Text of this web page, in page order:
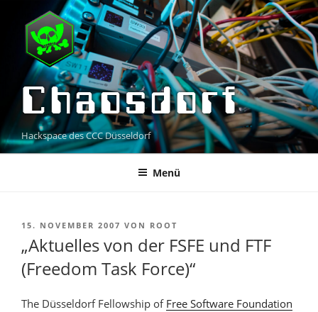
Inhalt
springen
Chaosdorf
Hackspace des CCC Düsseldorf
Menü
VERÖFFENTLICHT
15. NOVEMBER 2007 VON ROOT
„Aktuelles von der FSFE und FTF
(Freedom Task Force)“
The Düsseldorf Fellowship of Free Software Foundation